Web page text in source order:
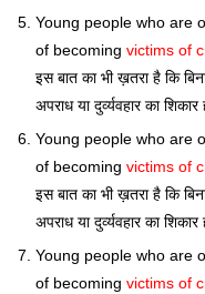
Young people who are
of becoming victims of
इस बात का भी ख़तरा है कि
अपराध या दुर्व्यवहार का शिकार
Young people who are
of becoming victims of
इस बात का भी ख़तरा है कि
अपराध या दुर्व्यवहार का शिकार
Young people who are
of becoming victims of